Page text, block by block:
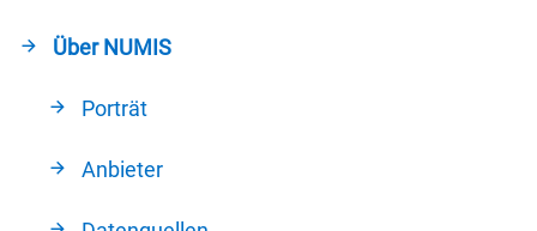
Über NUMIS
Porträt
Anbieter